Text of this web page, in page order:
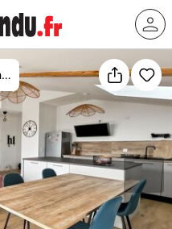
Retour à la liste Vente et achat appartement Toulouse